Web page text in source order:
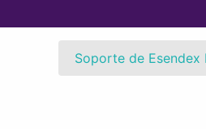
Soporte de Esendex